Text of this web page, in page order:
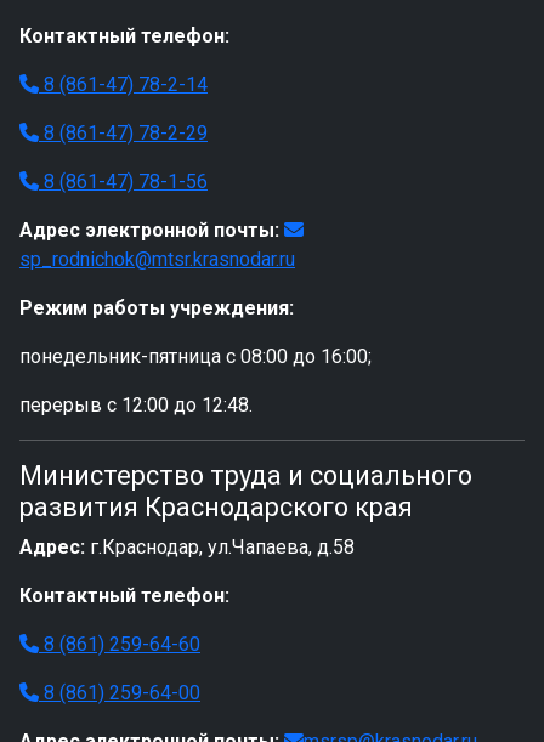
Контактный телефон:
8 (861-47) 78-2-14
8 (861-47) 78-2-29
8 (861-47) 78-1-56
Адрес электронной почты:
sp_rodnichok@mtsr.krasnodar.ru
Режим работы учреждения:
понедельник-пятница с 08:00 до 16:00;
перерыв с 12:00 до 12:48.
Министерство труда и социального
развития Краснодарского края
Адрес: г.Краснодар, ул.Чапаева, д.58
Контактный телефон:
8 (861) 259-64-60
8 (861) 259-64-00